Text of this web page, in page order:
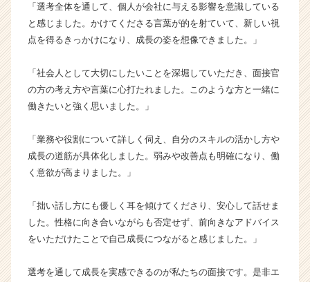
ウ
ト
が
く
就
サ
ト
チ
ア
ャ
ア
（C
e
「選考全体を通して、個人が会社に与える影響を意識している
と感じました。かけてくださる言葉が的を射ていて、新しい視
点を得るきっかけになり、成長の姿を想像できました。」
「社会人として大切にしたいことを深堀していただき、面接官
の方の考え方や言葉に心打たれました。このような方と一緒に
働きたいと強く思いました。」
「業務や役割について詳しく伺え、自分のスキルの活かし方や
成長の道筋が具体化しました。弱みや改善点も明確になり、働
く意欲が高まりました。」
「拙い話し方にも優しく耳を傾けてくださり、安心して話せま
した。性格に向き合いながらも否定せず、前向きなアドバイス
をいただけたことで自己成長につながると感じました。」
選考を通して成長を実感できるのが私たちの面接です。是非エ